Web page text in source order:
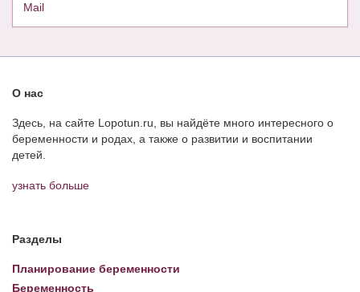
Mail
О нас
Здесь, на сайте Lopotun.ru, вы найдёте много интересного о
беременности и родах, а также о развитии и воспитании
детей.
узнать больше
Разделы
Планирование беременности
Беременность